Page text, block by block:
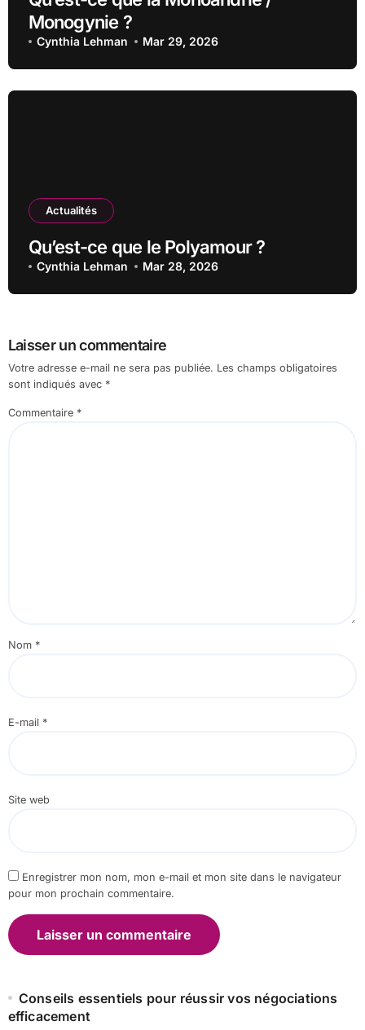
Monogynie ?
Cynthia Lehman Mar 29, 2026
Actualités
Qu’est-ce que le Polyamour ?
Cynthia Lehman Mar 28, 2026
Laisser un commentaire
Votre adresse e-mail ne sera pas publiée. Les champs obligatoires
sont indiqués avec *
Commentaire *
Nom *
E-mail *
Site web
Enregistrer mon nom, mon e-mail et mon site dans le navigateur
pour mon prochain commentaire.
Conseils essentiels pour réussir vos négociations
efficacement